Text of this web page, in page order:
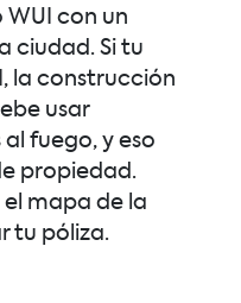
con un
ciudad. Si tu
la construcción
usar
fuego, y eso
propiedad.
el mapa de la
tu póliza.